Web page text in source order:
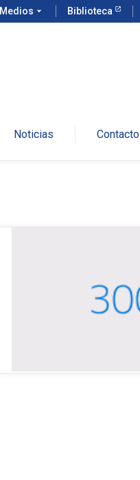
Medios arrow_drop_down Biblioteca
Noticias Contacto